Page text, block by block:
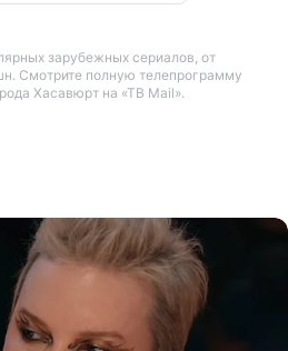
зарубежных сериалов, от
Смотрите полную телепрограмму
Хасавюрт на «ТВ Mail».